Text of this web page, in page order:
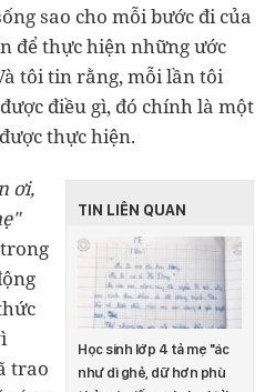
sao cho mỗi bước đi của
để thực hiện những ước
tôi tin rằng, mỗi lần tôi
điều gì, đó chính là một
thực hiện.
TIN LIÊN QUAN
Học sinh lớp 4 tả mẹ "ác
như dì ghẻ, dữ hơn phù
ơi,
trao